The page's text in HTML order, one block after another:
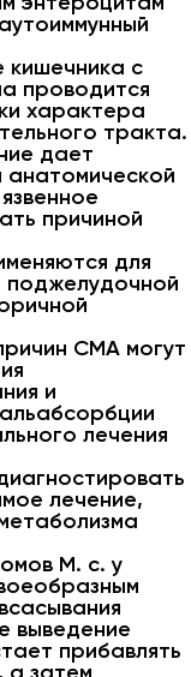
кишечника с
проводится
характера
тракта.
дает
анатомической
причиной
для
поджелудочной
СМА могут
и
лечения
лечение,
М. с. у
выведение
прибавлять